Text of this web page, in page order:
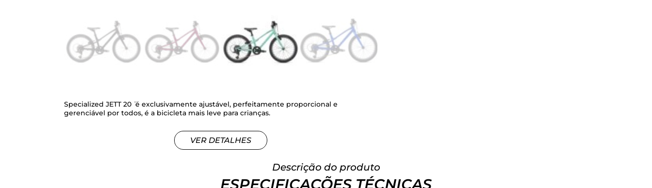
Specialized JETT 20 ̈ é exclusivamente ajustável, perfeitamente proporcional e
gerenciável por todos, é a bicicleta mais leve para crianças.
VER DETALHES
Descrição do produto
ESPECIFICAÇÕES TÉCNICAS